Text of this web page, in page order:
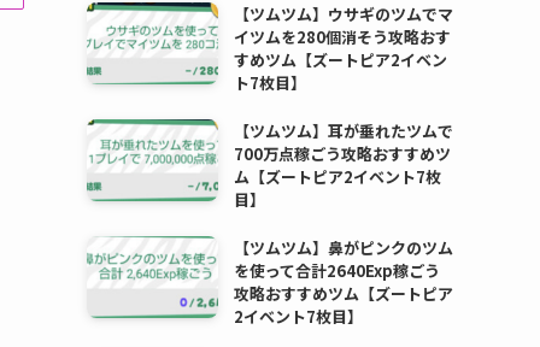
【ツムツム】ウサギのツムでマ
イツムを280個消そう攻略おす
すめツム【ズートピア2イベン
ト7枚目】
【ツムツム】耳が垂れたツムで
700万点稼ごう攻略おすすめツ
ム【ズートピア2イベント7枚
目】
【ツムツム】鼻がピンクのツム
を使って合計2640Exp稼ごう
攻略おすすめツム【ズートピア
2イベント7枚目】